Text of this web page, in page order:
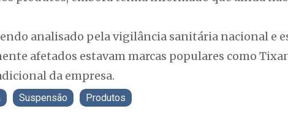
analisado pela vigilância sanitária nacional e
afetados estavam marcas populares como
da empresa.
Suspensão Produtos